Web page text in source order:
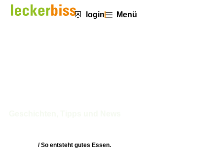
login Menü
/So entsteht gutes Essen.